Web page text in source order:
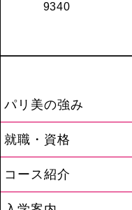
9340
パリ美の強み
就職・資格
コース紹介